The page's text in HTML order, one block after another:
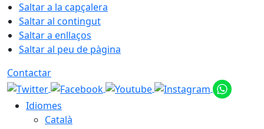
Saltar a la capçalera
Saltar al contingut
Saltar a enllaços
Saltar al peu de pàgina
Contactar
Idiomes
Català